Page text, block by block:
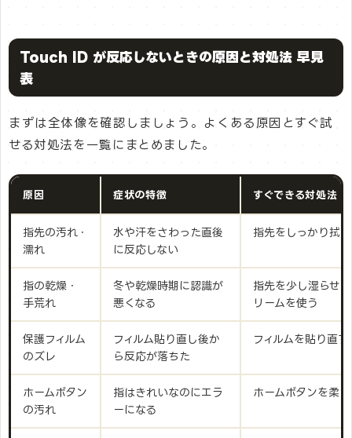
Touch ID が反応しないときの原因と対処法 早見
表
まずは全体像を確認しましょう。よくある原因とすぐ試
せる対処法を一覧にまとめました。
原因 症状の特徴 すぐできる対処法
指先の汚れ・
濡れ
水や汗をさわった直後
に反応しない
指先をしっかり拭
指の乾燥・
手荒れ
冬や乾燥時期に認識が
悪くなる
指先を少し湿らせ
リームを使う
保護フィルム
のズレ
フィルム貼り直し後か
ら反応が落ちた
フィルムを貼り直
ホームボタン
の汚れ
指はきれいなのにエラ
ーになる
ホームボタンを柔